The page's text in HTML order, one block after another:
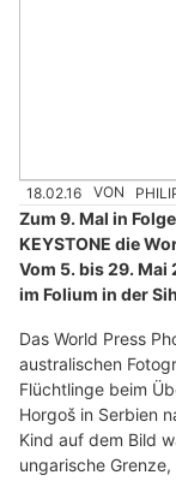
18.02.16 VON
Zum 9. Mal in
KEYSTONE die
Vom 5. bis 29.
im Folium in der
Das World Press
australischen
Flüchtlinge beim
Horgoš in Serbien
Kind auf dem Bild
ungarische